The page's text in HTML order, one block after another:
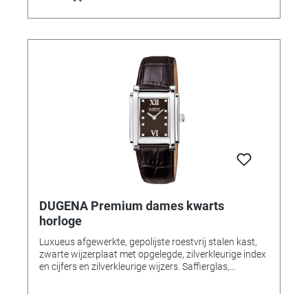
DUGENA Premium dames kwarts
horloge
Luxueus afgewerkte, gepolijste roestvrij stalen kast,
zwarte wijzerplaat met opgelegde, zilverkleurige index
en cijfers en zilverkleurige wijzers. Saffierglas,